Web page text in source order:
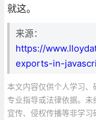
就这。
来源：
https://
exports-in-
本文内容仅供个人学习、
专业指导或法律依据。
宣传、侵权传播等非学